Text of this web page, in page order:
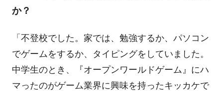
か？
「不登校でした。家では、勉強するか、パソコン
でゲームをするか、タイピングをしていました。
中学生のとき、『オープンワールドゲーム』にハ
マったのがゲーム業界に興味を持ったキッカケで